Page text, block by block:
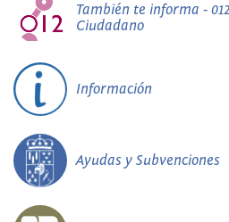
También te informa -
Ciudadano
Información
Ayudas y Subvenciones